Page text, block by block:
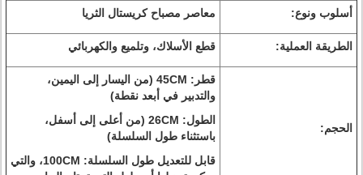
أسلوب ونوع: معاصر مصباح كريستال الثريا
الطريقة العملية: قطع الأسلاك، وتلميع والكهربائي
الحجم:
قطر: 45CM (من اليسار إلى اليمين،
والتدبير في أبعد نقطة)
الطول: 26CM (من أعلى إلى أسفل،
باستثناء طول السلسلة)
قابل للتعديل طول السلسلة: 100CM، والتي